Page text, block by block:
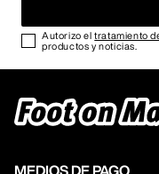
Autorizo eltratamiento
productos y noticias.
MEDIOS DE PAGO